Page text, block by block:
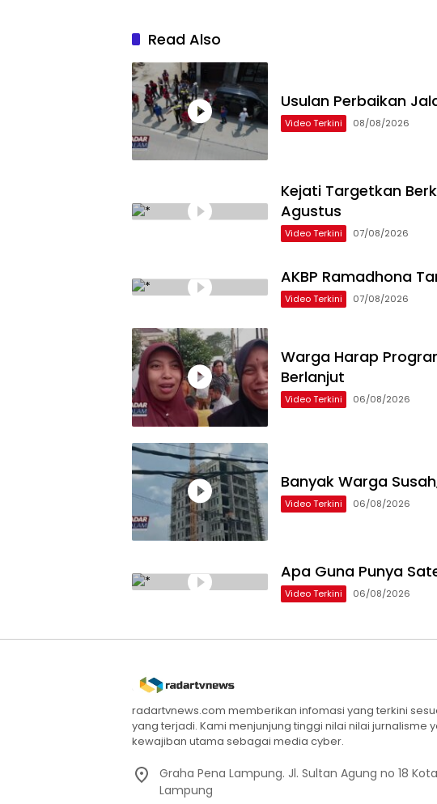
Read Also
Usulan Perbaikan
Video Terkini 08/08/2026
Kejati Targetkan
Agustus
Video Terkini 07/08/2026
AKBP Ramadhona
Video Terkini 07/08/2026
Warga Harap
Berlanjut
Video Terkini 06/08/2026
Banyak Warga
Video Terkini 06/08/2026
Apa Guna Punya
Video Terkini 06/08/2026
radartvnews.com memberikan infomasi yang terkini
yang terjadi. Kami menjunjung tinggi nilai nilai jurnalisme
kewajiban utama sebagai media cyber.
Graha Pena Lampung. Jl. Sultan Agung no 18
Lampung